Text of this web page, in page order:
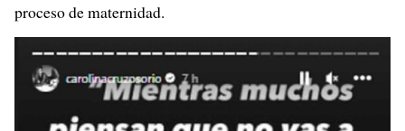
proceso de maternidad.